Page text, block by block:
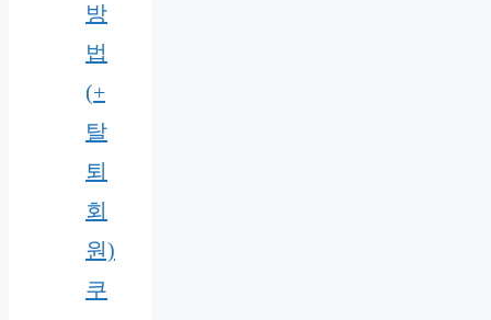
방
법
(+
탈
퇴
회
원)
쿠